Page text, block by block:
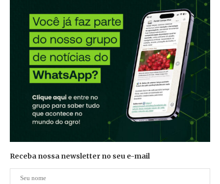
Receba nossa newsletter no seu e-mail